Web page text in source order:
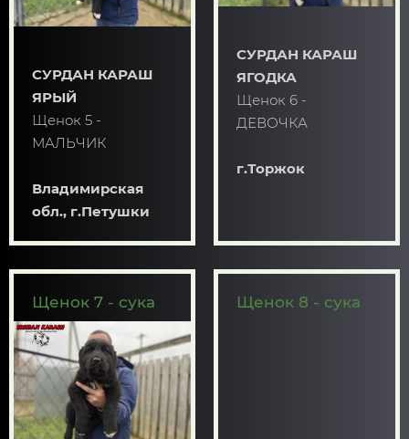
СУРДАН КАРАШ
ЯРЫЙ
Щенок 5 -
МАЛЬЧИК
Владимирская
обл., г.Петушки
СУРДАН КАРАШ
ЯГОДКА
Щенок 6 -
ДЕВОЧКА
г.Торжок
Щенок 7 - сука Щенок 8 - сука